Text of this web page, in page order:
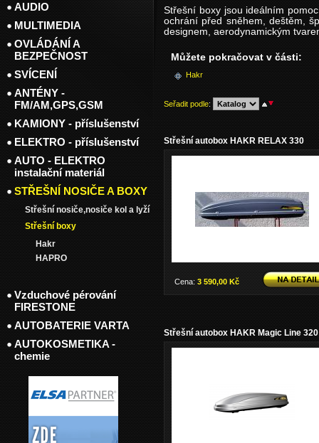
Střešní boxy jsou ideálním
ochrání před sněhem, deštěm,
designem, aerodynamickým
Můžete pokračovat v části:
Hakr
Seřadit podle:
Střešní autobox HAKR RELAX 330
Cena: 3 590,00 Kč
Střešní autobox HAKR Magic Line 320
AUDIO
MULTIMEDIA
OVLÁDÁNÍ A
BEZPEČNOST
SVÍCENÍ
ANTÉNY -
FM/AM,GPS,GSM
KAMIONY - příslušenství
ELEKTRO - příslušenství
AUTO - ELEKTRO
instalační materiál
STŘEŠNÍ NOSIČE A BOXY
Střešní nosiče,nosiče kol a lyží
Střešní boxy
Hakr
HAPRO
Vzduchové pérování
FIRESTONE
AUTOBATERIE VARTA
AUTOKOSMETIKA -
chemie